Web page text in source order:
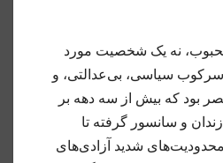
نه یک شخصیت مورد
سرکوب سیاسی، بی‌عدالتی، و
بود که بیش از سه دهه بر
و سانسور گرفته تا
شدید آزادی‌های